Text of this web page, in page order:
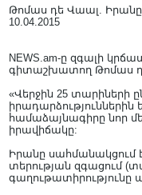
Թոմաս դե Վաալ.
10.04.2015
NEWS.am-ը զգալի
գիտաշխատող Թոմաս
«Վերջին 25 տարիների
համաձայնագիրը նոր
իրավիճակը:
Իրանը սահմանակցում
տերության զգացում
գաղութատիրությունը